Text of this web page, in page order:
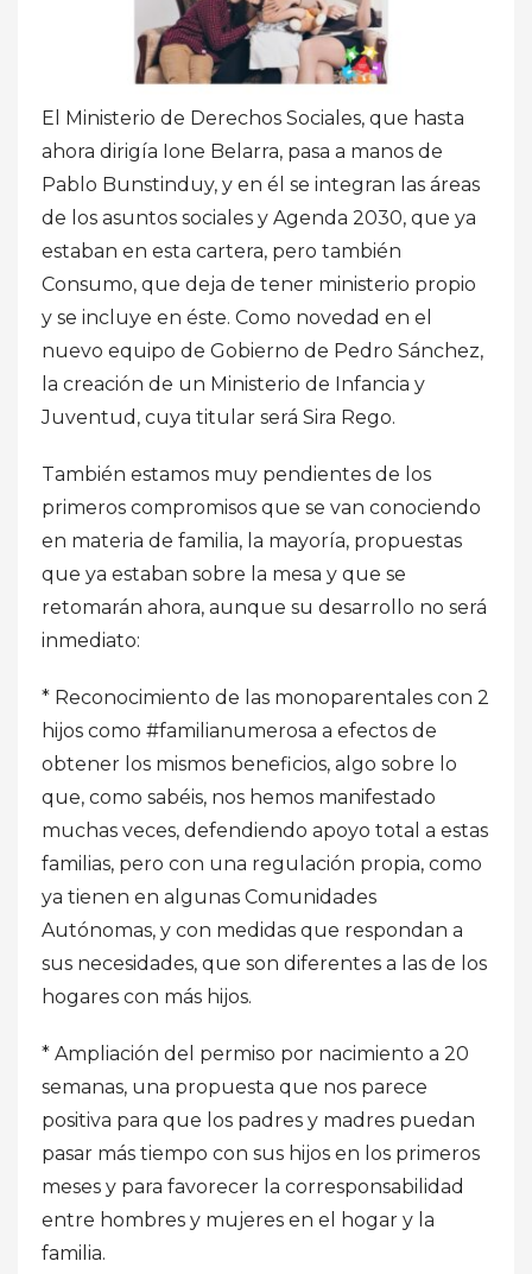
El Ministerio de Derechos Sociales, que hasta
ahora dirigía Ione Belarra, pasa a manos de
Pablo Bunstinduy, y en él se integran las áreas
de los asuntos sociales y Agenda 2030, que ya
estaban en esta cartera, pero también
Consumo, que deja de tener ministerio propio
y se incluye en éste. Como novedad en el
nuevo equipo de Gobierno de Pedro Sánchez,
la creación de un Ministerio de Infancia y
Juventud, cuya titular será Sira Rego.
También estamos muy pendientes de los
primeros compromisos que se van conociendo
en materia de familia, la mayoría, propuestas
que ya estaban sobre la mesa y que se
retomarán ahora, aunque su desarrollo no será
inmediato:
* Reconocimiento de las monoparentales con 2
hijos como #familianumerosa a efectos de
obtener los mismos beneficios, algo sobre lo
que, como sabéis, nos hemos manifestado
muchas veces, defendiendo apoyo total a estas
familias, pero con una regulación propia, como
ya tienen en algunas Comunidades
Autónomas, y con medidas que respondan a
sus necesidades, que son diferentes a las de los
hogares con más hijos.
* Ampliación del permiso por nacimiento a 20
semanas, una propuesta que nos parece
positiva para que los padres y madres puedan
pasar más tiempo con sus hijos en los primeros
meses y para favorecer la corresponsabilidad
entre hombres y mujeres en el hogar y la
familia.